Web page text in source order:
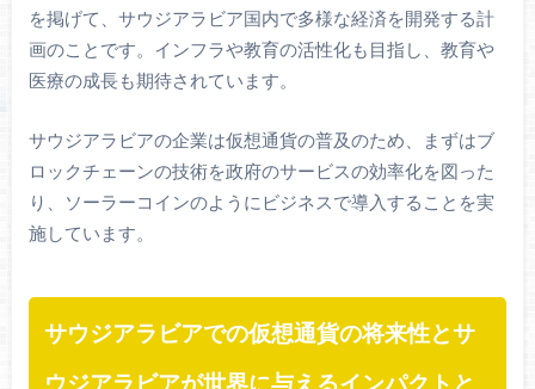
を掲げて、サウジアラビア国内で多様な経済を開発する計
画のことです。インフラや教育の活性化も目指し、教育や
医療の成長も期待されています。
サウジアラビアの企業は仮想通貨の普及のため、まずはブ
ロックチェーンの技術を政府のサービスの効率化を図った
り、ソーラーコインのようにビジネスで導入することを実
施しています。
サウジアラビアでの仮想通貨の将来性とサ
ウジアラビアが世界に与えるインパクトと